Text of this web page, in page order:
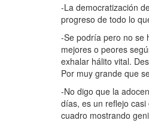
-La democratización
progreso de todo lo
-Se podría pero no se
mejores o peores
exhalar hálito vital.
Por muy grande que
-No digo que la
días, es un reflejo
cuadro mostrando